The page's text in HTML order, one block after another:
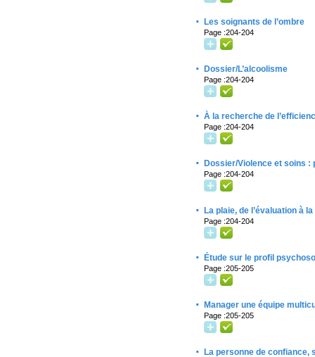
· Les soignants de l’ombre
Page :204-204
· Dossier/L’alcoolisme
Page :204-204
· À la recherche de
Page :204-204
· Dossier/Violence et soins
Page :204-204
· La plaie, de l’évaluation à
Page :204-204
· Étude sur le profil
Page :205-205
· Manager une équipe
Page :205-205
· La personne de confiance,